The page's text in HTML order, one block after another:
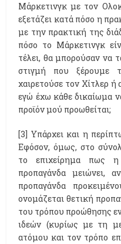
Μάρκετινγκ με τον
εξετάζει κατά πόσο η
με την πρακτική της
πόσο το Μάρκετινγκ
τέλει, θα μπορούσαν να
στιγμή που ξέρουμε
χαιρετούσε τον Χίτλερ
εγώ έχω κάθε δικαίωμα
προϊόν μού προωθείται;
[3] Υπάρχει και η
Εφόσον, όμως, στο
το επιχείρημα πως
προπαγάνδα μειώνει,
προπαγάνδα
ονομάζεται θετική
του τρόπου προώθησης
ιδεών (κυρίως με τη
ατόμου και τον τρόπο